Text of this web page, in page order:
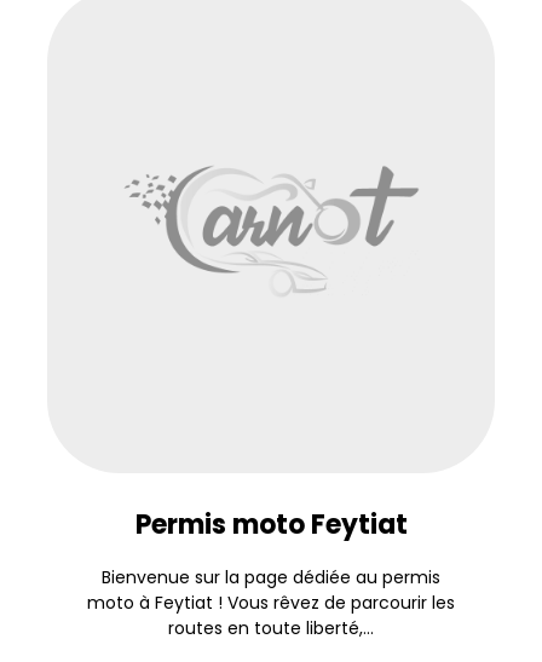
Permis moto Feytiat
Bienvenue sur la page dédiée au permis
moto à Feytiat ! Vous rêvez de parcourir les
routes en toute liberté,...